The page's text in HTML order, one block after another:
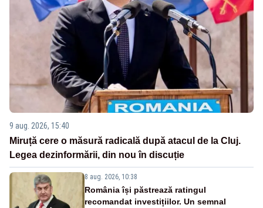
9 aug. 2026, 15:40
Miruță cere o măsură radicală după atacul de la Cluj.
Legea dezinformării, din nou în discuție
8 aug. 2026, 10:38
România își păstrează ratingul
recomandat investițiilor. Un semnal